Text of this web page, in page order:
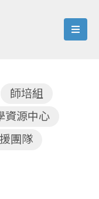
menu
師培組
資源中心
團隊